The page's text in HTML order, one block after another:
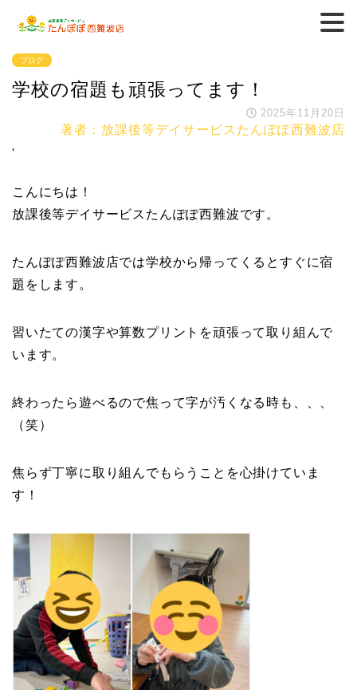
ブログ
学校の宿題も頑張ってます！
2025年11月20日
著者：放課後等デイサービスたんぽぽ西難波店
'
こんにちは！
放課後等デイサービスたんぽぽ西難波です。
たんぽぽ西難波店では学校から帰ってくるとすぐに宿
題をします。
習いたての漢字や算数プリントを頑張って取り組んで
います。
終わったら遊べるので焦って字が汚くなる時も、、、
（笑）
焦らず丁寧に取り組んでもらうことを心掛けていま
す！